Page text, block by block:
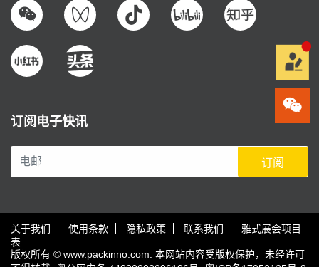
订阅电子快讯
订阅
关于我们 使用条款 隐私政策 联系我们
雅式展会项目
表
版权所有 © www.packinno.com. 本网站内容受版权保护，未经许可